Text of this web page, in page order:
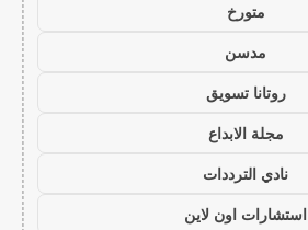
متورخ
مدسن
روتانا تسويق
مجلة الابداع
نادي الترددات
استشارات اون لاين